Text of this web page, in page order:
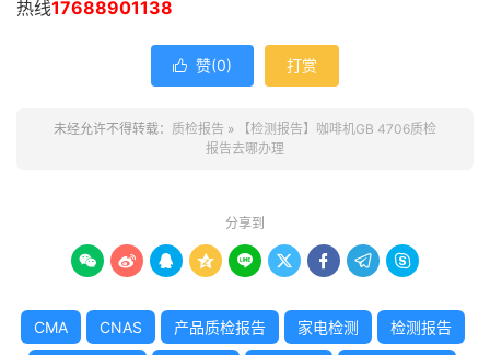
热线17688901138
 赞(0) 打赏
未经允许不得转载： 质检报告 »
【检测报告】咖啡机GB 4706质检
报告去哪办理
分享到
        
CMA CNAS 产品质检报告 家电检测 检测报告